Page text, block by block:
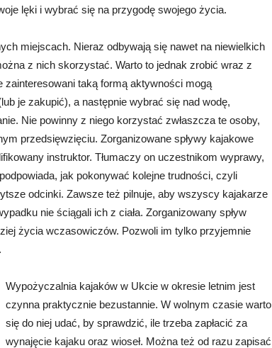
lęki i wybrać się na przygodę swojego życia.
miejscach. Nieraz odbywają się nawet na niewielkich
z nich skorzystać. Warto to jednak zrobić wraz z
taką formą aktywności mogą
je zakupić), a następnie wybrać się nad wodę,
Nie powinny z niego korzystać zwłaszcza te osoby,
przedsięwzięciu. Zorganizowane spływy kajakowe
instruktor. Tłumaczy on uczestnikom wyprawy,
jak pokonywać kolejne trudności, czyli
odcinki. Zawsze też pilnuje, aby wszyscy kajakarze
nie ściągali ich z ciała. Zorganizowany spływ
życia wczasowiczów. Pozwoli im tylko przyjemnie
Wypożyczalnia kajaków w Ukcie w okresie letnim jest
czynna praktycznie bezustannie. W wolnym czasie warto
się do niej udać, by sprawdzić, ile trzeba zapłacić za
wynajęcie kajaku oraz wioseł. Można też od razu zapisać